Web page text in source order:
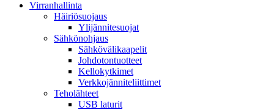
Virranhallinta
Häiriösuojaus
Ylijännitesuojat
Sähkönohjaus
Sähkövälikaapelit
Johdotontuotteet
Kellokytkimet
Verkkojänniteliittimet
Teholähteet
USB laturit